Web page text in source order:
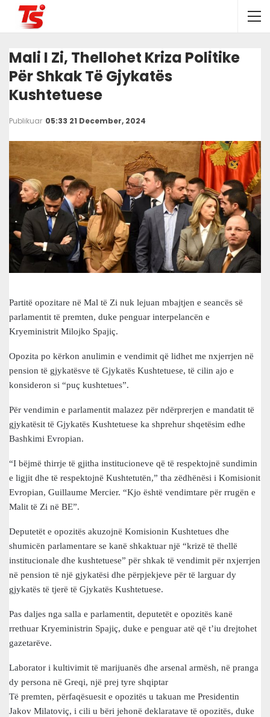
Mali I Zi, Thellohet Kriza Politike
Për Shkak Të Gjykatës
Kushtetuese
Publikuar 05:33 21 December, 2024
Partitë opozitare në Mal të Zi nuk lejuan mbajtjen e seancës së
parlamentit të premten, duke penguar interpelancën e
Kryeministrit Milojko Spajiç.
Opozita po kërkon anulimin e vendimit që lidhet me nxjerrjen në
pension të gjykatësve të Gjykatës Kushtetuese, të cilin ajo e
konsideron si “puç kushtetues”.
Për vendimin e parlamentit malazez për ndërprerjen e mandatit të
gjykatësit të Gjykatës Kushtetuese ka shprehur shqetësim edhe
Bashkimi Evropian.
“I bëjmë thirrje të gjitha institucioneve që të respektojnë sundimin
e ligjit dhe të respektojnë Kushtetutën,” tha zëdhënësi i Komisionit
Evropian, Guillaume Mercier. “Kjo është vendimtare për rrugën e
Malit të Zi në BE”.
Deputetët e opozitës akuzojnë Komisionin Kushtetues dhe
shumicën parlamentare se kanë shkaktuar një “krizë të thellë
institucionale dhe kushtetuese” për shkak të vendimit për nxjerrjen
në pension të një gjykatësi dhe përpjekjeve për të larguar dy
gjykatës të tjerë të Gjykatës Kushtetuese.
Pas daljes nga salla e parlamentit, deputetët e opozitës kanë
rrethuar Kryeministrin Spajiç, duke e penguar atë që t’iu drejtohet
gazetarëve.
Laborator i kultivimit të marijuanës dhe arsenal armësh, në pranga
dy persona në Greqi, një prej tyre shqiptar
Të premten, përfaqësuesit e opozitës u takuan me Presidentin
Jakov Milatoviç, i cili u bëri jehonë deklaratave të opozitës, duke